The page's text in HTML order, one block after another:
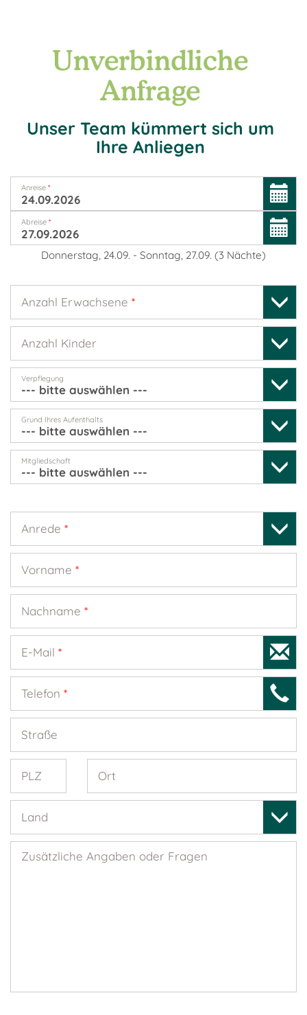
Unverbindliche
Anfrage
Unser Team kümmert sich um
Ihre Anliegen
Anreise *
Abreise *
Donnerstag, 24.09. - Sonntag, 27.09. (3 Nächte)
Anzahl Erwachsene *
Anzahl Kinder
Verpflegung
Grund Ihres Aufenthalts
Mitgliedschaft
Anrede *
Vorname *
Nachname *
E-Mail *
Telefon *
Straße
PLZ Ort
Land
Zusätzliche Angaben oder Fragen